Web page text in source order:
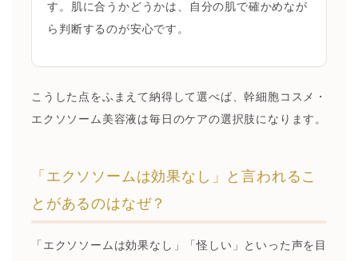
す。肌に合うかどうかは、自分の肌で確かめなが
ら判断するのが安心です。
こうした点をふまえて納得して選べば、幹細胞コスメ・
エクソソーム美容液は毎日のケアの選択肢になります。
「エクソソームは効果なし」と言われるこ
とがあるのはなぜ？
「エクソソームは効果なし」「怪しい」といった声を目